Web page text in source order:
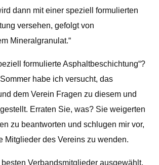
dann mit einer speziell formulierten
versehen, gefolgt von
Mineralgranulat.“
formulierte Asphaltbeschichtung“?
habe ich versucht, das
dem Verein Fragen zu diesem und
Erraten Sie, was? Sie weigerten
zu beantworten und schlugen mir vor,
Mitglieder des Vereins zu wenden.
besten Verbandsmitglieder ausgewählt,